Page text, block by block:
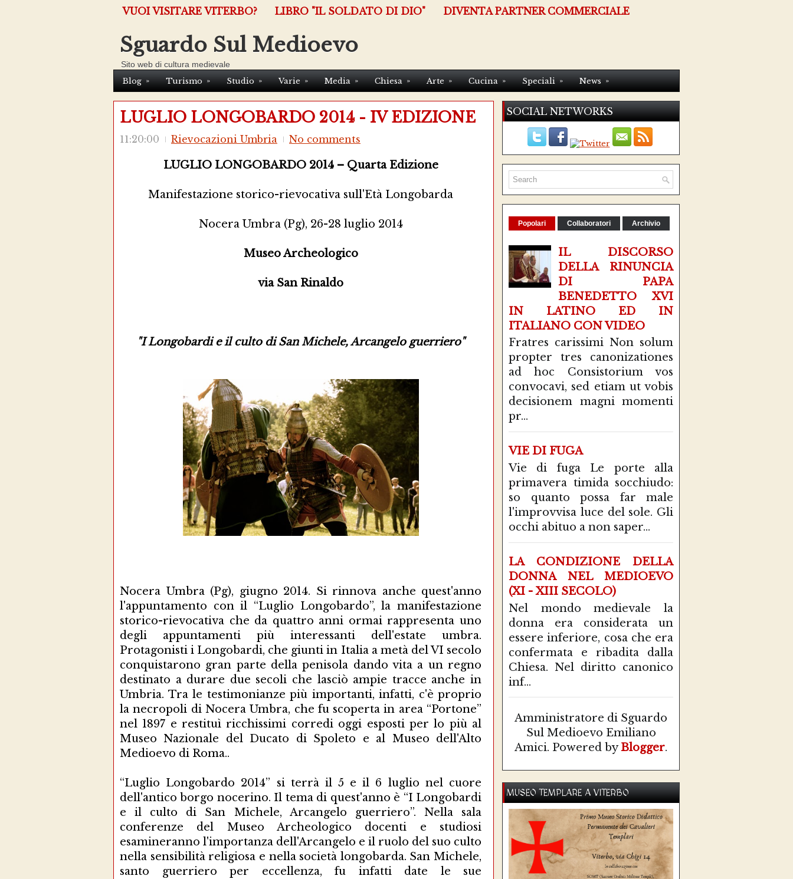
VUOI VISITARE VITERBO? LIBRO "IL SOLDATO DI DIO" DIVENTA PARTNER COMMERCIALE
Sguardo Sul Medioevo
Sito web di cultura medievale
Blog » Turismo » Studio » Varie » Media » Chiesa » Arte » Cucina » Speciali » News »
LUGLIO LONGOBARDO 2014 - IV EDIZIONE
11:20:00 Rievocazioni Umbria No comments
LUGLIO LONGOBARDO 2014 – Quarta Edizione
Manifestazione storico-rievocativa sull'Età Longobarda
Nocera Umbra (Pg), 26-28 luglio 2014
Museo Archeologico
via San Rinaldo
"I Longobardi e il culto di San Michele, Arcangelo guerriero"
Nocera Umbra (Pg), giugno 2014. Si rinnova anche quest'anno
l'appuntamento con il “Luglio Longobardo”, la manifestazione
storico-rievocativa che da quattro anni ormai rappresenta uno
degli appuntamenti più interessanti dell'estate umbra.
Protagonisti i Longobardi, che giunti in Italia a metà del VI secolo
conquistarono gran parte della penisola dando vita a un regno
destinato a durare due secoli che lasciò ampie tracce anche in
Umbria. Tra le testimonianze più importanti, infatti, c'è proprio
la necropoli di Nocera Umbra, che fu scoperta in area “Portone”
nel 1897 e restituì ricchissimi corredi oggi esposti per lo più al
Museo Nazionale del Ducato di Spoleto e al Museo dell'Alto
Medioevo di Roma..
“Luglio Longobardo 2014” si terrà il 5 e il 6 luglio nel cuore
dell'antico borgo nocerino. Il tema di quest'anno è “I Longobardi
e il culto di San Michele, Arcangelo guerriero”. Nella sala
conferenze del Museo Archeologico docenti e studiosi
esamineranno l'importanza dell'Arcangelo e il ruolo del suo culto
nella sensibilità religiosa e nella società longobarda. San Michele,
santo guerriero per eccellenza, fu infatti date le sue
SOCIAL NETWORKS
Popolari Collaboratori Archivio
IL DISCORSO
DELLA RINUNCIA
DI PAPA
BENEDETTO XVI
IN LATINO ED IN
ITALIANO CON VIDEO
Fratres carissimi Non solum
propter tres canonizationes
ad hoc Consistorium vos
convocavi, sed etiam ut vobis
decisionem magni momenti
pr...
VIE DI FUGA
Vie di fuga Le porte alla
primavera timida socchiudo:
so quanto possa far male
l'improvvisa luce del sole. Gli
occhi abituo a non saper...
LA CONDIZIONE DELLA
DONNA NEL MEDIOEVO
(XI - XIII SECOLO)
Nel mondo medievale la
donna era considerata un
essere inferiore, cosa che era
confermata e ribadita dalla
Chiesa. Nel diritto canonico
inf...
Amministratore di Sguardo
Sul Medioevo Emiliano
Amici. Powered byBlogger.
MUSEO TEMPLARE A VITERBO